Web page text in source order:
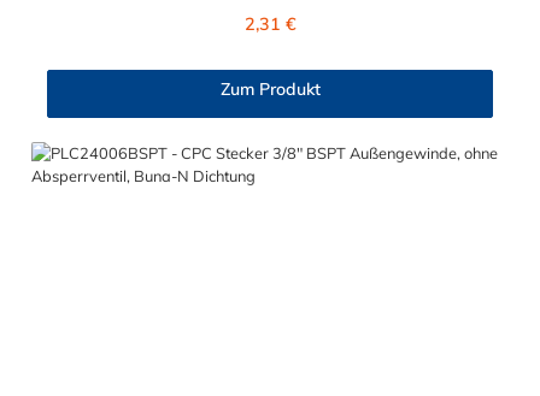
und LC- kombinieren. Die CPC-Serie bietet eine große Auswahl
anspruchsvollsten Anwendungen für Industrie, Biopharmazie,
Medizin und Verpackungsindustrie zu erfüllen. Die Colder
Products Company Serie ist ein leistungsstarkes,
hochzuverlässiges Steckverbindersystem, das eine
mechanische Verbindungen bietet. Es wird in einer Vielzahl von
Regulärer Preis:
2,31 €
Zum Produkt